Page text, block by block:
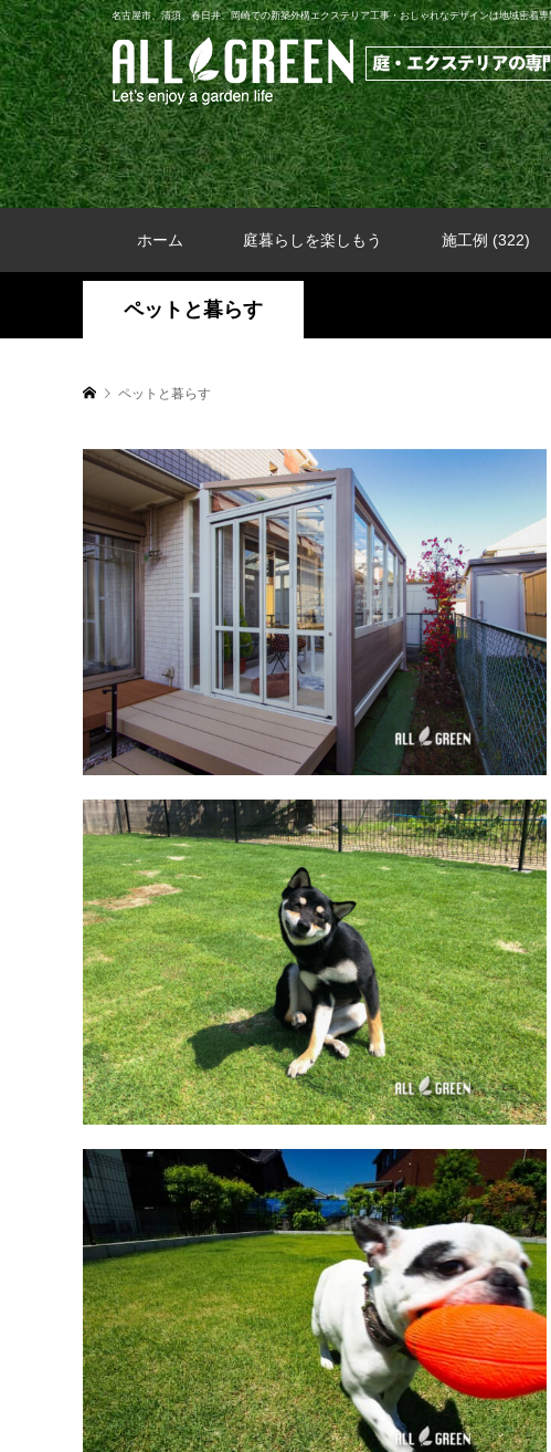
名古屋市、清須、春日井、岡崎での新築外構エクステリア工事・おしゃれなデザインは地域密着
ホーム 庭暮らしを楽しもう 施工例 (322)
ペットと暮らす
ペットと暮らす